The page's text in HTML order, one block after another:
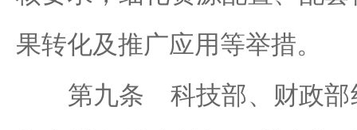
果转化及推广应用等举措。
第九条 科技部、财政部